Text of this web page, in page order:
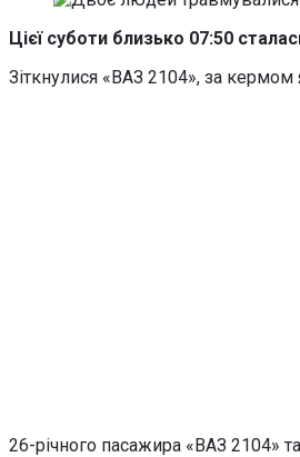
Цієї суботи близько 07:50
Зіткнулися «ВАЗ 2104», за
26-річного пасажира «ВАЗ 2104»